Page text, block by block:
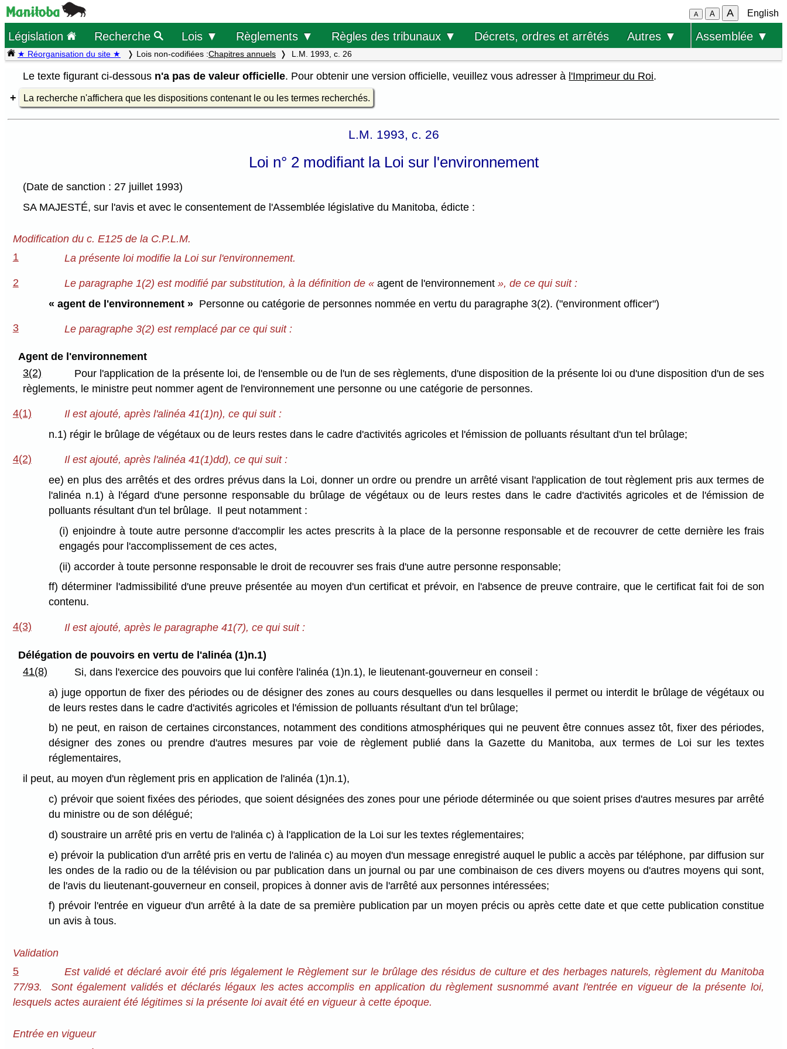
A A A English
Législation Recherche Lois ▼ Règlements ▼ Règles des tribunaux ▼ Décrets, ordres et arrêtés Autres ▼ Assemblée ▼
★ Réorganisation du site ★ Lois non-codifiées :Chapitres annuels L.M. 1993, c. 26
Le texte figurant ci-dessous n'a pas de valeur officielle. Pour obtenir une version officielle, veuillez vous adresser à l'Imprimeur du Roi.
La recherche n'affichera que les dispositions contenant le ou les termes recherchés.
L.M. 1993, c. 26
Loi n° 2 modifiant la Loi sur l'environnement
(Date de sanction : 27 juillet 1993)
SA MAJESTÉ, sur l'avis et avec le consentement de l'Assemblée législative du Manitoba, édicte :
Modification du c. E125 de la C.P.L.M.
1
La présente loi modifie la Loi sur l'environnement.
2 Le paragraphe 1(2) est modifié par substitution, à la définition de «agent de l'environnement », de ce qui suit :
« agent de l'environnement » Personne ou catégorie de personnes nommée en vertu du paragraphe 3(2). ("environment officer")
3 Le paragraphe 3(2) est remplacé par ce qui suit :
Agent de l'environnement
3(2)
Pour l'application de la présente loi, de l'ensemble ou de l'un de ses règlements, d'une disposition de la présente loi ou d'une disposition d'un de ses
règlements, le ministre peut nommer agent de l'environnement une personne ou une catégorie de personnes.
4(1)
Il est ajouté, après l'alinéa 41(1)n), ce qui suit :
n.1) régir le brûlage de végétaux ou de leurs restes dans le cadre d'activités agricoles et l'émission de polluants résultant d'un tel brûlage;
4(2)
Il est ajouté, après l'alinéa 41(1)dd), ce qui suit :
ee) en plus des arrêtés et des ordres prévus dans la Loi, donner un ordre ou prendre un arrêté visant l'application de tout règlement pris aux termes de
l'alinéa n.1) à l'égard d'une personne responsable du brûlage de végétaux ou de leurs restes dans le cadre d'activités agricoles et de l'émission de
polluants résultant d'un tel brûlage. Il peut notamment :
(i) enjoindre à toute autre personne d'accomplir les actes prescrits à la place de la personne responsable et de recouvrer de cette dernière les frais
engagés pour l'accomplissement de ces actes,
(ii) accorder à toute personne responsable le droit de recouvrer ses frais d'une autre personne responsable;
ff) déterminer l'admissibilité d'une preuve présentée au moyen d'un certificat et prévoir, en l'absence de preuve contraire, que le certificat fait foi de son
contenu.
4(3) Il est ajouté, après le paragraphe 41(7), ce qui suit :
Délégation de pouvoirs en vertu de l'alinéa (1)n.1)
41(8)
Si, dans l'exercice des pouvoirs que lui confère l'alinéa (1)n.1), le lieutenant-gouverneur en conseil :
a) juge opportun de fixer des périodes ou de désigner des zones au cours desquelles ou dans lesquelles il permet ou interdit le brûlage de végétaux ou
de leurs restes dans le cadre d'activités agricoles et l'émission de polluants résultant d'un tel brûlage;
b) ne peut, en raison de certaines circonstances, notamment des conditions atmosphériques qui ne peuvent être connues assez tôt, fixer des périodes,
désigner des zones ou prendre d'autres mesures par voie de règlement publié dans la Gazette du Manitoba, aux termes de Loi sur les textes
réglementaires,
il peut, au moyen d'un règlement pris en application de l'alinéa (1)n.1),
c) prévoir que soient fixées des périodes, que soient désignées des zones pour une période déterminée ou que soient prises d'autres mesures par arrêté
du ministre ou de son délégué;
d) soustraire un arrêté pris en vertu de l'alinéa c) à l'application de la Loi sur les textes réglementaires;
e) prévoir la publication d'un arrêté pris en vertu de l'alinéa c) au moyen d'un message enregistré auquel le public a accès par téléphone, par diffusion sur
les ondes de la radio ou de la télévision ou par publication dans un journal ou par une combinaison de ces divers moyens ou d'autres moyens qui sont,
de l'avis du lieutenant-gouverneur en conseil, propices à donner avis de l'arrêté aux personnes intéressées;
f) prévoir l'entrée en vigueur d'un arrêté à la date de sa première publication par un moyen précis ou après cette date et que cette publication constitue
un avis à tous.
Validation
5
Est validé et déclaré avoir été pris légalement le Règlement sur le brûlage des résidus de culture et des herbages naturels, règlement du Manitoba
77/93. Sont également validés et déclarés légaux les actes accomplis en application du règlement susnommé avant l'entrée en vigueur de la présente loi,
lesquels actes auraient été légitimes si la présente loi avait été en vigueur à cette époque.
Entrée en vigueur